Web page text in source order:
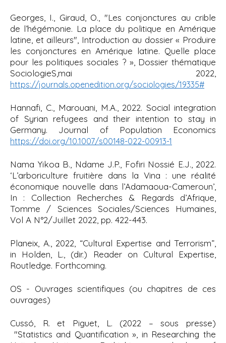
Georges, I., Giraud, O., "Les conjonctures au crible
de l’hégémonie. La place du politique en Amérique
latine, et ailleurs", Introduction au dossier « Produire
les conjonctures en Amérique latine. Quelle place
pour les politiques sociales ? », Dossier thématique
SociologieS,mai 2022,
https://journals.openedition.org/sociologies/19335#
Hannafi, C., Marouani, M.A., 2022. Social integration
of Syrian refugees and their intention to stay in
Germany. Journal of Population Economics
https://doi.org/10.1007/s00148-022-00913-1
Nama Yikoa B., Ndame J.P., Fofiri Nossié E.J., 2022.
‘L’arboriculture fruitière dans la Vina : une réalité
économique nouvelle dans l’Adamaoua-Cameroun’,
In : Collection Recherches & Regards d’Afrique,
Tomme / Sciences Sociales/Sciences Humaines,
Vol A N°2/Juillet 2022, pp. 422-443.
Planeix, A., 2022, “Cultural Expertise and Terrorism”,
in Holden, L., (dir.) Reader on Cultural Expertise,
Routledge. Forthcoming.
OS - Ouvrages scientifiques (ou chapitres de ces
ouvrages)
Cussó, R. et Piguet, L. (2022 – sous presse)
"Statistics and Quantification », in Researching the